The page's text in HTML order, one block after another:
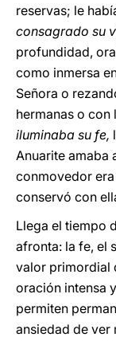
reservas; le
consagrado su
profundidad,
como inmersa
Señora o
hermanas o con
iluminaba su fe,
Anuarite amaba
conmovedor
conservó con
Llega el tiempo
afronta: la fe, el
valor primordial
oración intensa
permiten
ansiedad de